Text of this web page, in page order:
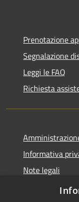
Prenotazione
Segnalazione
Leggi le FAQ
Richiesta
Informativa
Note legali
Dichiarazione